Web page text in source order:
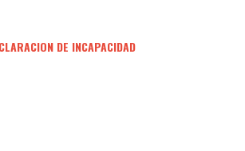
DE INCAPACIDAD